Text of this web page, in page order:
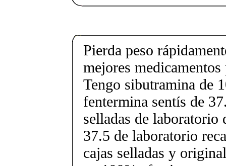
Pierda peso
mejores medicamentos
Tengo sibutramina de
fentermina sentís de
selladas de
37.5 de laboratorio
cajas selladas y